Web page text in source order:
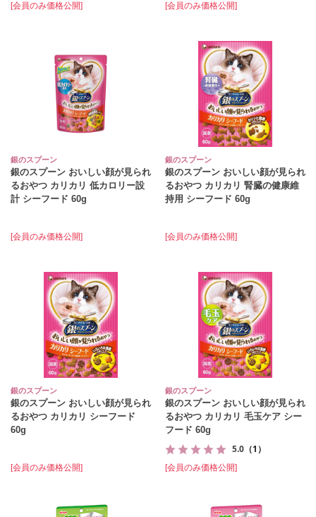
[会員のみ価格公開] [会員のみ価格公開]
銀のスプーン
銀のスプーン おいしい顔が見られ
るおやつ カリカリ 低カロリー設
計 シーフード 60g
[会員のみ価格公開]
銀のスプーン
銀のスプーン おいしい顔が見られ
るおやつ カリカリ 腎臓の健康維
持用 シーフード 60g
[会員のみ価格公開]
銀のスプーン
銀のスプーン おいしい顔が見られ
るおやつ カリカリ シーフード
60g
[会員のみ価格公開]
銀のスプーン
銀のスプーン おいしい顔が見られ
るおやつ カリカリ 毛玉ケア シー
フード 60g
5.0 （1）
[会員のみ価格公開]